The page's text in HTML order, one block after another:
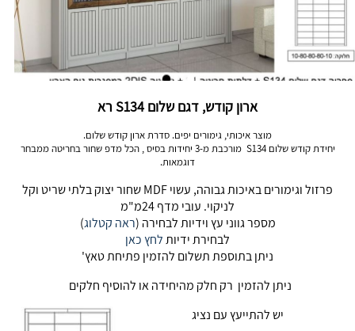
ארון קודש, דגם שלום S134 רא
מוצר איכותי, גימורים יפים. סדרת ארון קודש שלום.
יחידת קודש שלום S134 מורכבת מ-3 יחידות בסיס , הכל מדפ שחור בחריטה ממבחר
דוגמאות.
פרזול וגימורים באיכות גבוהה, עשוי MDF שחור יצוק בלתי שריט וקל
לניקוי. עובי מדף 24מ"מ
מספר גווני עץ וידיות לבחירה (ראה קטלוג)
לבחירת ידיותלחץ כאן
ניתן בתוספת תשלום להזמין פתיחת טאץ'
ניתן להזמין רק חלק מהיחידה או להוסיף חלקים
יש להתייעץ עם נציג